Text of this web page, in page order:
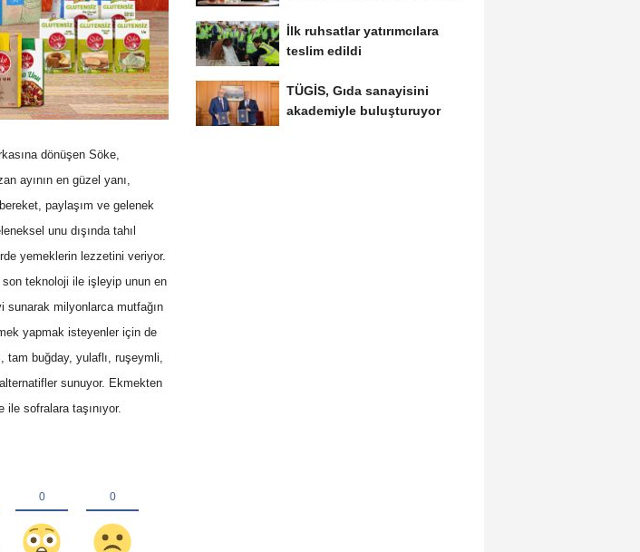
dönüşen Söke,
ayının en güzel yanı,
paylaşım ve gelenek
unu dışında tahıl
yemeklerin lezzetini veriyor.
teknoloji ile işleyip unun en
sunarak milyonlarca mutfağın
yapmak isteyenler için de
tam buğday, yulaflı, ruşeymli,
sunuyor. Ekmekten
sofralara taşınıyor.
İlk ruhsatlar yatırımcılara
teslim edildi
TÜGİS, Gıda sanayisini
akademiyle buluşturuyor